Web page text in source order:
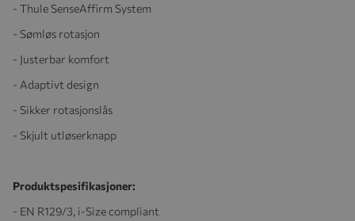
- Thule SenseAffirm System
- Sømløs rotasjon
- Justerbar komfort
- Adaptivt design
- Sikker rotasjonslås
- Skjult utløserknapp
Produktspesifikasjoner:
- EN R129/3, i-Size compliant